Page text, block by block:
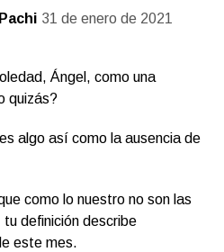
31 de enero de 2021
Ángel, como una
quizás?
algo así como la ausencia de
como lo nuestro no son las
definición describe
este mes.